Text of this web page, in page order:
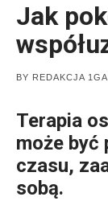
Jak
BY REDAKCJA
Terapia
może być
czasu,
sobą.